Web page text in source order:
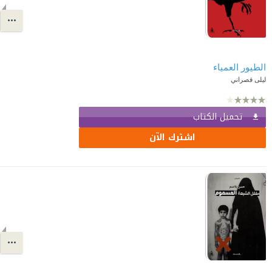
الطيور العمياء
ليلى قصراني
تحميل الكتاب
اشترك الآن